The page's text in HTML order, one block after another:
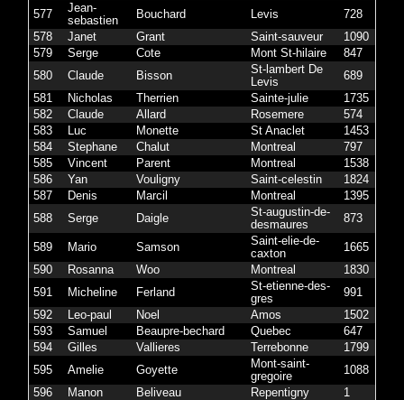
577
Jean-
sebastien
Bouchard Levis 728
578
Janet Grant Saint-sauveur 1090
579
Serge Cote Mont St-hilaire 847
580
Claude Bisson
St-lambert De
Levis
689
581
Nicholas Therrien Sainte-julie 1735
582
Claude Allard Rosemere 574
583
Luc Monette St Anaclet 1453
584
Stephane Chalut Montreal 797
585
Vincent Parent Montreal 1538
586
Yan Vouligny Saint-celestin 1824
587
Denis Marcil Montreal 1395
588
Serge Daigle
St-augustin-de-
desmaures
873
589 Mario Samson
Saint-elie-de-
caxton
1665
590
Rosanna Woo Montreal 1830
591
Micheline Ferland
St-etienne-des-
gres
991
592
Leo-paul Noel Amos 1502
593
Samuel Beaupre-bechard Quebec 647
594
Gilles Vallieres Terrebonne 1799
595
Amelie Goyette
Mont-saint-
gregoire
1088
596
Manon Beliveau Repentigny 1